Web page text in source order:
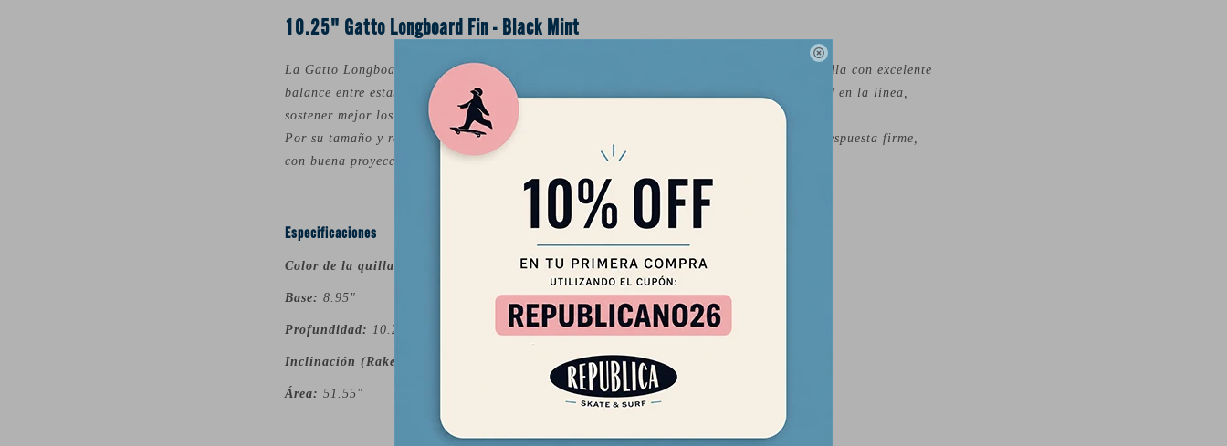

10.25" Gatto Longboard Fin - Black Mint
La Gatto Longboard Fin 10.25" de Shapers está diseñada para surfers que buscan una quilla con excelente
balance entre estabilidad, control y flow. Su template refinado ayuda a mantener velocidad en la línea,
sostener mejor los giros y surfear con una sensación fluida y segura.
Por su tamaño y rake pronunciado, es una opción ideal para longboards que buscan una respuesta firme,
con buena proyección y un andar clásico pero versátil.
Especificaciones
Color de la quilla: Negro / Mint
Base: 8.95"
Profundidad: 10.25"
Inclinación (Rake):
Área: 51.55"